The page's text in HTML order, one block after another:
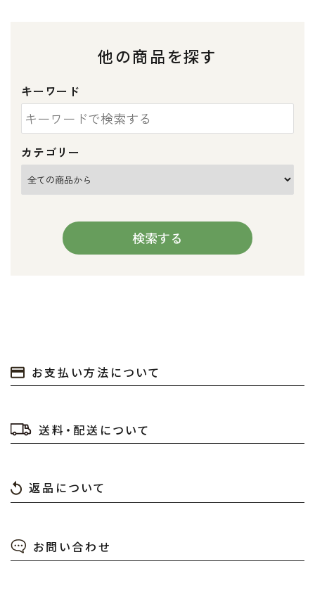
他の商品を探す
キーワード
カテゴリー
検索する
検索する
お支払い方法について
送料・配送について
返品について
お問い合わせ